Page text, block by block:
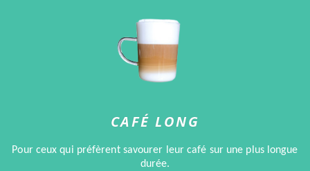
CAFÉ LONG
Pour ceux qui préfèrent savourer leur café sur une plus longue
durée.